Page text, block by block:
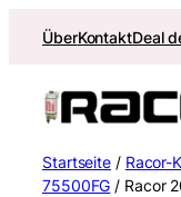
InhaltÜberKontaktDeal
Startseite / Racor-
75500FG / Racor